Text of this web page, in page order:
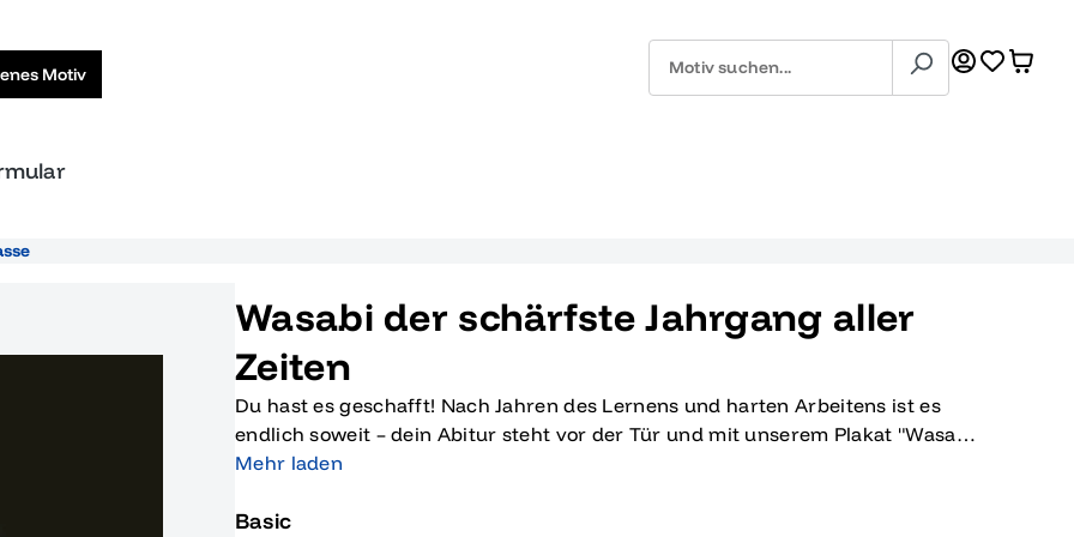
Motiv
Wasabi der schärfste Jahrgang aller
Zeiten
Du hast es geschafft! Nach Jahren des Lernens und harten Arbeitens ist es
endlich soweit – dein Abitur steht vor der Tür und mit unserem Plakat "Wasabi
2015: Der schärfste Abgang aller Zeiten" kannst du diesen besonderen
aus einem originellen Wortspiel und einem einzigartigen Design, das sofort ins
Mehr laden
Basic